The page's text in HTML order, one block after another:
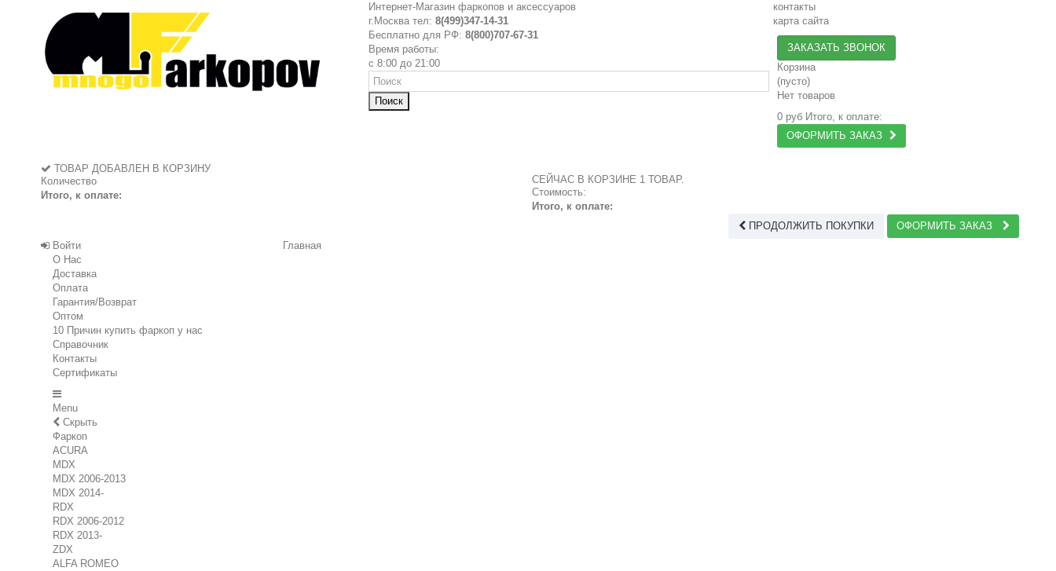
Интернет-Магазин фаркопов и аксессуаров
г.Москва тел: 8(499)347-14-31
Бесплатно для РФ: 8(800)707-67-31
Время работы:
с 8:00 до 21:00
Поиск
контакты
карта сайта
ЗАКАЗАТЬ ЗВОНОК
Корзина
(пусто)
Нет товаров
0 руб Итого, к оплате:
ОФОРМИТЬ ЗАКАЗ
ТОВАР ДОБАВЛЕН В КОРЗИНУ
Количество
Итого, к оплате:
СЕЙЧАС В КОРЗИНЕ 1 ТОВАР.
Стоимость:
Итого, к оплате:
ПРОДОЛЖИТЬ ПОКУПКИ
ОФОРМИТЬ ЗАКАЗ
Войти
Главная
О Нас
Доставка
Оплата
Гарантия/Возврат
Оптом
10 Причин купить фаркоп у нас
Справочник
Контакты
Сертификаты
Menu
Скрыть
Фаркоп
ACURA
MDX
MDX 2006-2013
MDX 2014-
RDX
RDX 2006-2012
RDX 2013-
ZDX
ALFA ROMEO